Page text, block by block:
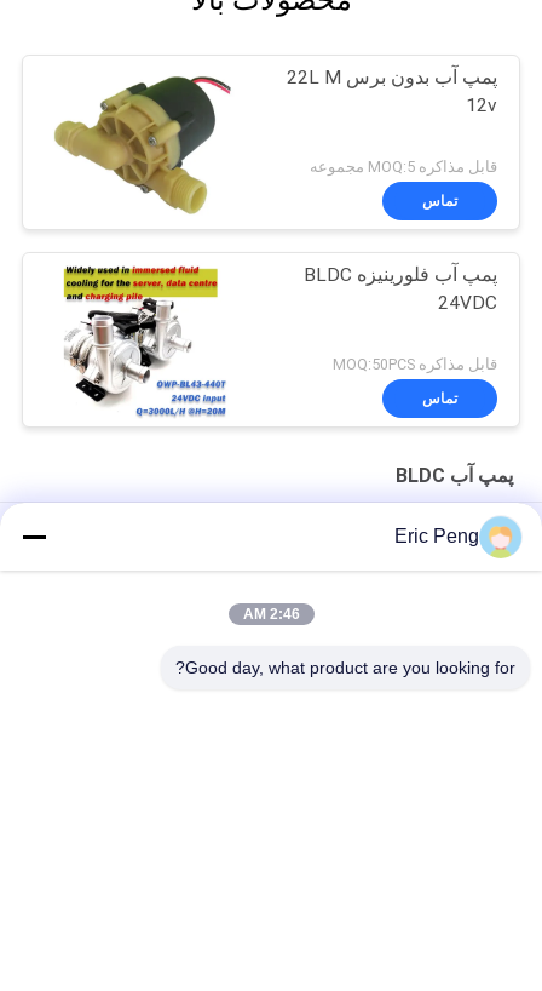
پمپ آب بدون برس 22L M
12v
قابل مذاکره MOQ:5 مجموعه
تماس
پمپ آب فلورینیزه BLDC
24VDC
قابل مذاکره MOQ:50PCS
تماس
پمپ آب BLDC
پمپ آب 24 ولت BLDC برای دستگاه لیزر منظره آبیاری
پمپ آب 20L تا 30L M BLDC 12v با انتقال نیروی مغناطیسی
7L M Compact Food Grade Mini BLDC Water Pump 12V 24V
Eric Peng
2:46 AM
Good day, what product are you looking for?